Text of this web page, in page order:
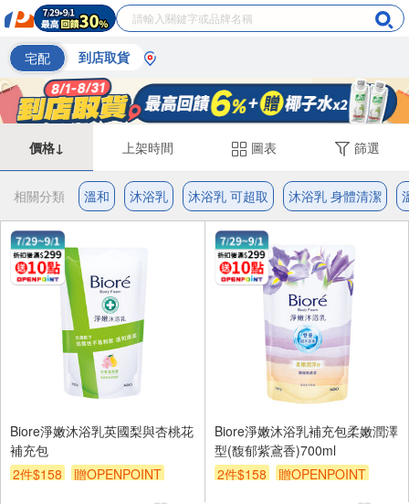
宅配 到店取貨
價格↓ 上架時間 圖表 篩選
相關分類 溫和 沐浴乳 沐浴乳 可超取 沐浴乳 身體清潔
Biore淨嫩沐浴乳英國梨與杏桃花
補充包
2件$158
贈OPENPOINT
Biore淨嫩沐浴乳補充包柔嫩潤澤
型(馥郁紫鳶香)700ml
2件$158
贈OPENPOINT